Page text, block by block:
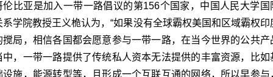
伦比亚是加入一带一路倡议的第156个国家，中国人民大学国
系学院教授王义桅认为，“如果没有全球霸权美国和区域霸权印
搅局，相信各国都会愿意参与一带一路，在当今世界的公共产
中，一带一路提供了传统私人资本无法提供的丰富资源，比如
设施，能源转型等，且形成一个互联互通的网络，所以早参与